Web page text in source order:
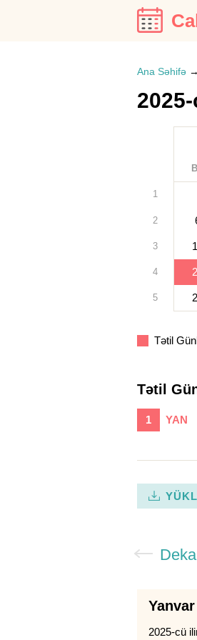
Ana Səhifə →
1
2
3
4
5
Tətil
Tətil
1 YAN
2025-cü